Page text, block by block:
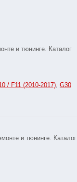
и тюнинге. Каталог
/ F11 (2010-2017) G30
и тюнинге. Каталог